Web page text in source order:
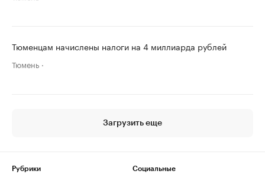
Тюменцам начислены налоги на 4 миллиарда рублей
Тюмень
Загрузить еще
Рубрики
Социальные